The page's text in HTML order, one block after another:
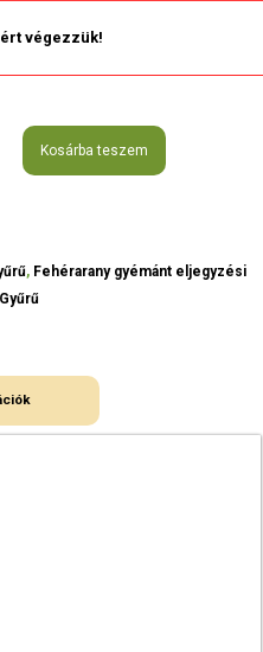
végezzük!
Kosárba teszem
, Fehérarany gyémánt eljegyzési
Gyűrű